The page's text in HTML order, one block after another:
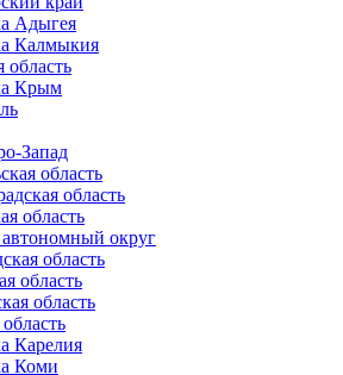
Адыгея
Калмыкия
область
Крым
Запад
область
область
область
округ
область
область
область
Карелия
Коми